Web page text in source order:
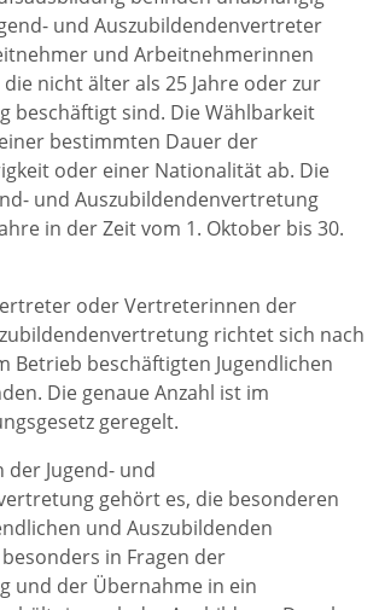
und Auszubildendenvertreter
und Arbeitnehmerinnen
nicht älter als 25 Jahre oder zur
beschäftigt sind. Die Wählbarkeit
bestimmten Dauer der
oder einer Nationalität ab. Die
und Auszubildendenvertretung
in der Zeit vom 1. Oktober bis 30.
oder Vertreterinnen der
richtet sich nach
Betrieb beschäftigten Jugendlichen
Die genaue Anzahl ist im
geregelt.
der Jugend- und
gehört es, die besonderen
und Auszubildenden
in Fragen der
und der Übernahme in ein